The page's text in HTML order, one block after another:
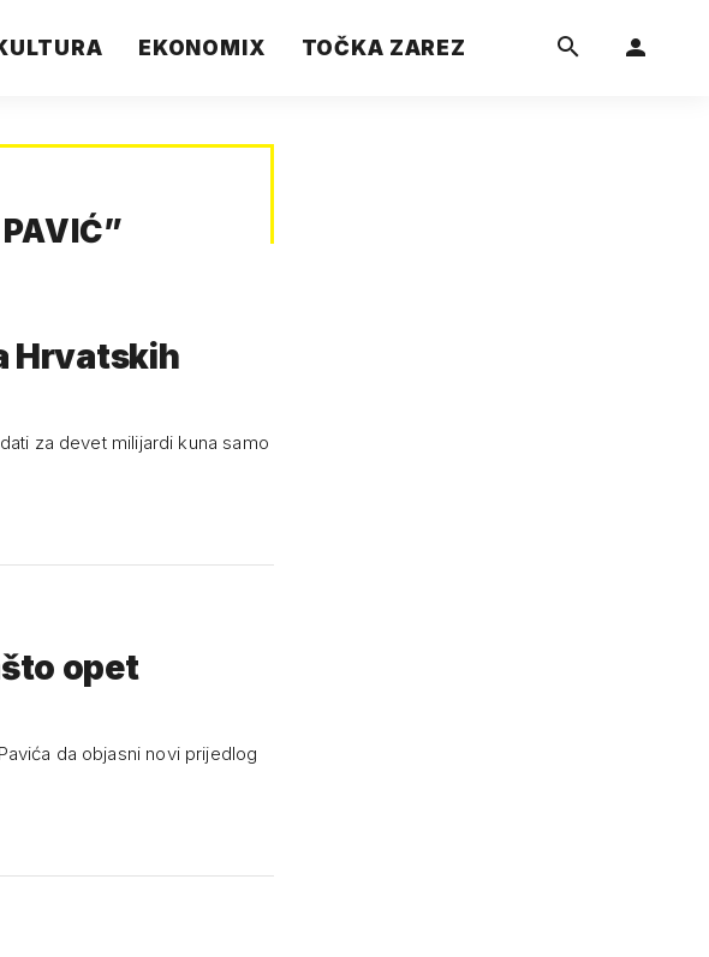
EKONOMIX TOČKA ZAREZ
”
Hrvatskih
za devet milijardi kuna samo
opet
da objasni novi prijedlog